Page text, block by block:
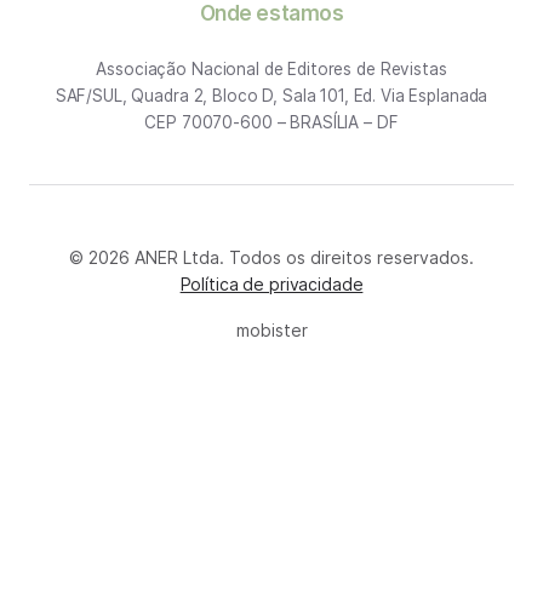
Onde estamos
Associação Nacional de Editores de Revistas
SAF/SUL, Quadra 2, Bloco D, Sala 101, Ed. Via Esplanada
CEP 70070-600 – BRASÍLIA – DF
© 2026 ANER Ltda. Todos os direitos reservados.
Política de privacidade
mobister